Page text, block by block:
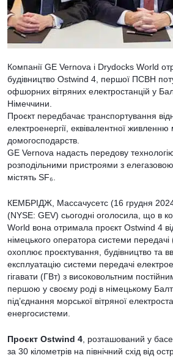
Компанії GE Vernova і Drydocks World
будівництво Ostwind 4, першої ПСВН
офшорних вітряних електростанцій у
Німеччини.
Проєкт передбачає транспортування
електроенергії, еквівалентної
домогосподарств.
GE Vernova надасть передову
розподільними пристроями з
містять SF₆.
КЕМБРІДЖ, Массачусетс (16 грудня
(NYSE: GEV) сьогодні оголосила, що в
World вона отримала проєкт Ostwind 4
німецького оператора системи
охоплює проєктування, будівництво та
експлуатацію системи передачі
гігавати (ГВт) з високовольтним
першою у своєму роді в німецькому
під’єднання морської вітряної
енергосистеми.
Проєкт Ostwind 4 , розташований у
за 30 кілометрів на північний схід від